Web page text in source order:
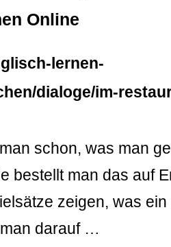
Online
lernen-
dialoge/im-
schon, was man
bestellt man das auf
zeigen, was
darauf …